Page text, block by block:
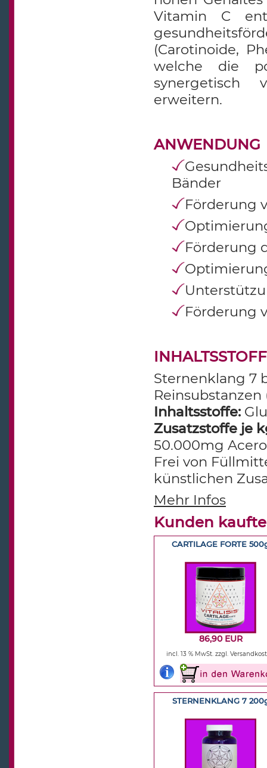
Vitamin C
(Carotinoide,
welche die
synergetisch
erweitern.
ANWENDUNG
Bänder
Förderung
Förderung
Förderung
Sternenklang 7
Inhaltsstoffe:
Zusatzstoffe je
50.000mg
Frei von
künstlichen
Mehr Infos
Kunden
CARTILAGE FORTE
86,90 EUR
incl. 13 % MwSt. zzgl.
STERNENKLANG 7